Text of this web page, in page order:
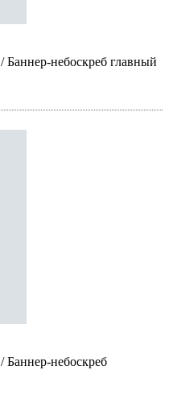
/ Баннер-небоскреб главный
/ Баннер-небоскреб